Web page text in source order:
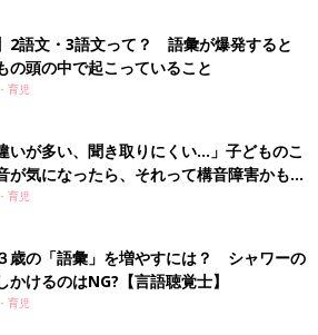
も自然に発音が直らない場合、親が注
いのでしょうか？
できない子どもの場合、「違うよ、も
どと注意してしまうと、一生懸命やって
「注意された」という気持ちが残ってし
大好きなママやパパと、楽しいおしゃべ
、言葉の発達にもつながります。
がいる」と言ったら、「そうだね、おさ
自然な会話で正しい発音を聞かせること
とがよく聞き取れない場合、聞き返さ
2語文・3語文って？ 語彙が爆発すると
の頭の中で起こっていること
育児
いが多い、聞き取りにくい…」子どものこ
が気になったら、それって構音障害かも？
育児
歳の「語彙」を増やすには？ シャワーの
かけるのはNG?【言語聴覚士】
育児